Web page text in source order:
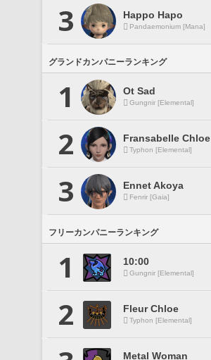
3 Happo Hapo
Pandaemonium [Mana]
グランドカンパニーランキング
1 Ot Sad
Gungnir [Elemental]
2 Fransabelle Chloe
Typhon [Elemental]
3 Ennet Akoya
Fenrir [Gaia]
フリーカンパニーランキング
1 10:00
Gungnir [Elemental]
2 Fleur Chloe
Typhon [Elemental]
Metal Woman